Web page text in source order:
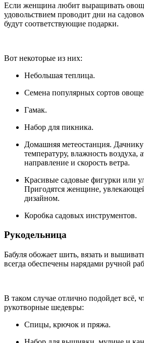
Если женщина любит выращивать
удовольствием проводит дни на
будут соответствующие подарки.
Вот некоторые из них:
Небольшая теплица.
Семена популярных сортов
Гамак.
Набор для пикника.
Домашняя метеостанция.
температуру, влажность воздуха,
направление и скорость ветра.
Красивые садовые фигурки или
Пригодятся женщине,
дизайном.
Коробка садовых инструментов.
Рукодельница
Бабуля обожает шить, вязать и
всегда обеспечены нарядами ручной
В таком случае отлично подойдет всё,
рукотворные шедевры:
Спицы, крючок и пряжа.